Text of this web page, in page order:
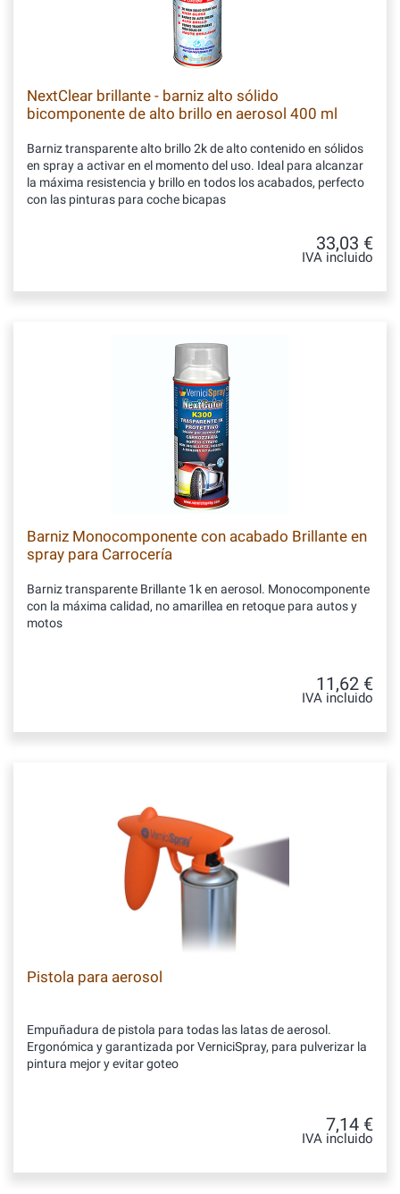
NextClear brillante - barniz alto sólido
bicomponente de alto brillo en aerosol 400 ml
Barniz transparente alto brillo 2k de alto contenido en sólidos
en spray a activar en el momento del uso. Ideal para alcanzar
la máxima resistencia y brillo en todos los acabados, perfecto
con las pinturas para coche bicapas
33,03 €
IVA incluido
Barniz Monocomponente con acabado Brillante en
spray para Carrocería
Barniz transparente Brillante 1k en aerosol. Monocomponente
con la máxima calidad, no amarillea en retoque para autos y
motos
11,62 €
IVA incluido
Pistola para aerosol
Empuñadura de pistola para todas las latas de aerosol.
Ergonómica y garantizada por VerniciSpray, para pulverizar la
pintura mejor y evitar goteo
7,14 €
IVA incluido